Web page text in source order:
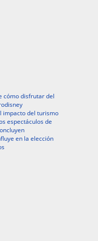
cómo disfrutar del
impacto del turismo
espectáculos de
en la elección